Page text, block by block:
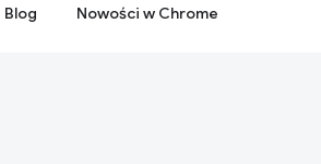
Blog Nowości w Chrome